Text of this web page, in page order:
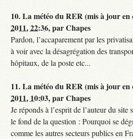
10.La météo du RER (mis à jour en
2011, 22:36,parChapes
Pardon, l’accaparement par les
à voir avec la désagrégation des
hôpitaux, de la poste etc...
11.La météo du RER (mis à jour
2011, 10:03,parChapes
Je réponds à l’esprit de l’auteur du
le fond de la question : Pourquoi se
comme les autres secteurs publics en